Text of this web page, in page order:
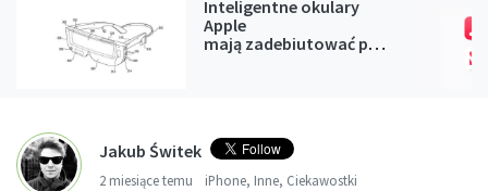
Inteligentne okulary
Apple
mają zadebiutować podczas
WWDC 2027
Jakub Świtek
2 miesiące temu iPhone, Inne, Ciekawostki